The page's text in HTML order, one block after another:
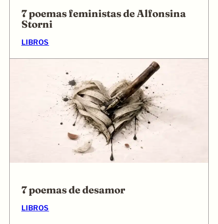
7 poemas feministas de Alfonsina
Storni
LIBROS
7 poemas de desamor
LIBROS